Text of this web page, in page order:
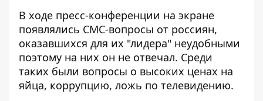
В ходе пресс-конференции на экране
появлялись СМС-вопросы от россиян,
оказавшихся для их "лидера" неудобными
поэтому на них он не отвечал. Среди
таких были вопросы о высоких ценах на
яйца, коррупцию, ложь по телевидению.